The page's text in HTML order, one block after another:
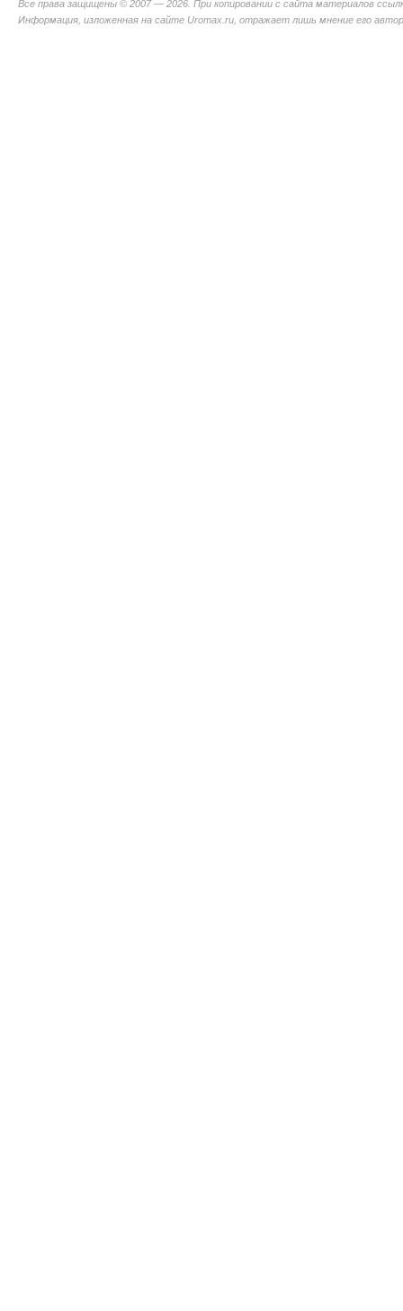
Все права защищены © 2007 — 2026. При копировании с сайта материалов
Информация, изложенная на сайте Uromax.ru, отражает лишь мнение его